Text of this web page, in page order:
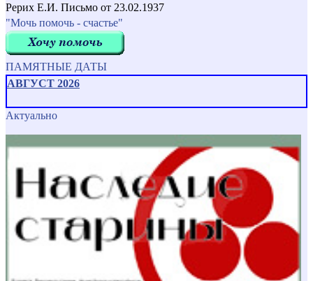
Рерих Е.И. Письмо от 23.02.1937
"Мочь помочь - счастье"
ПАМЯТНЫЕ ДАТЫ
АВГУСТ 2026
Актуально